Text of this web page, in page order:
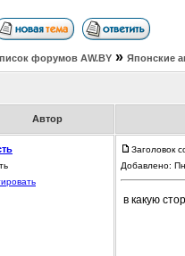
форумов АW.BY » Японские
Автор
Заголовок
Добавлено:
в какую